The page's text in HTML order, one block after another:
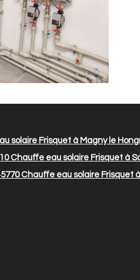
solaire Frisquet à Magny le
Chauffe eau solaire Frisquet à
Chauffe eau solaire Frisquet